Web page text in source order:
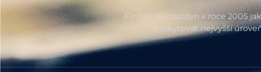
FinTalk byl založen v roce 2005
poskytovat nejvyšší